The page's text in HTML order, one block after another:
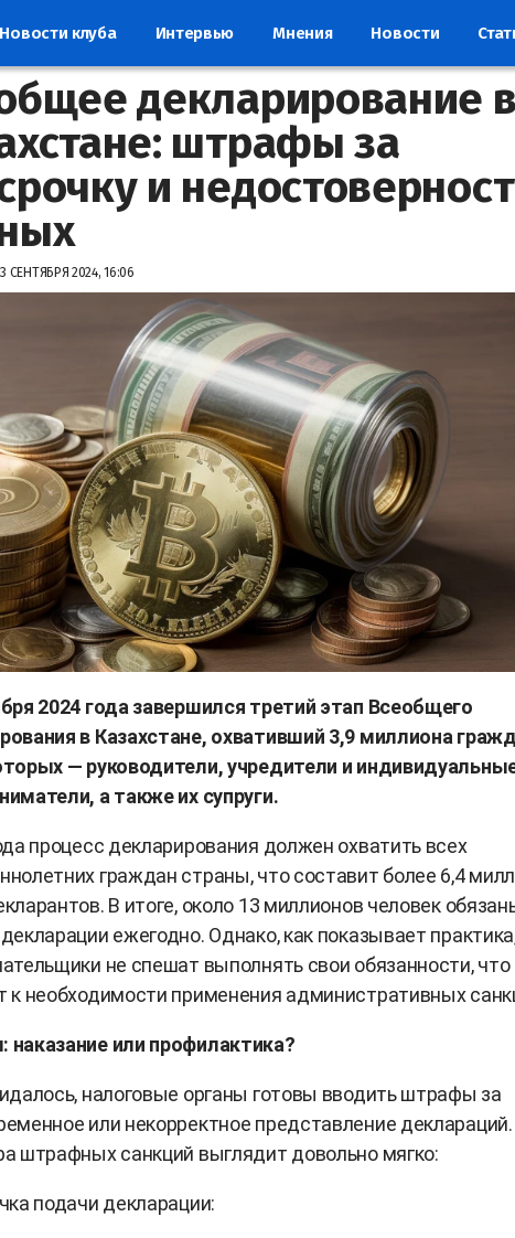
Новости клуба Интервью Мнения Новости
декларирование в
штрафы за
и
СЕНТЯБРЯ 2024, 16:06
2024 года завершился третий этап Всеобщего
в Казахстане, охвативший 3,9 миллиона
— руководители, учредители и
а также их супруги.
процесс декларирования должен охватить всех
граждан страны, что составит более 6,4
В итоге, около 13 миллионов человек
ежегодно. Однако, как показывает
не спешат выполнять свои обязанности, что
к необходимости применения административных
или профилактика?
налоговые органы готовы вводить штрафы за
или некорректное представление деклараций.
штрафных санкций выглядит довольно мягко:
подачи декларации: